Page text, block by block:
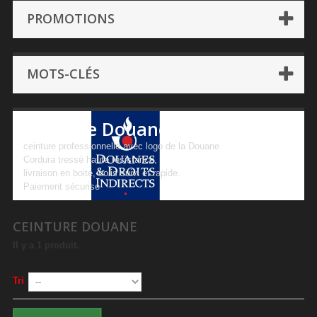
PROMOTIONS
MOTS-CLÉS
Ceinture Douane
ceinture professionnelle avec logo de la Douane
Cordura tressé haute résistance,
livraison en boite, colis suivi et rapide.
Paiement sécurisé
CEINTURE DOUANE
Tri